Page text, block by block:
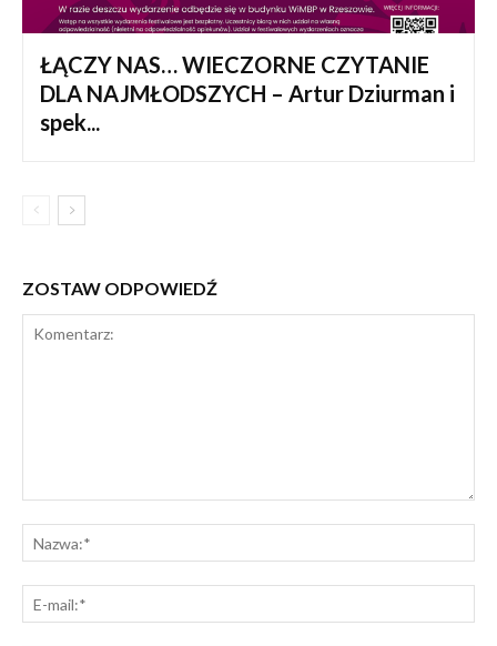
ŁĄCZY NAS… WIECZORNE CZYTANIE
DLA NAJMŁODSZYCH – Artur Dziurman i
spek...
ZOSTAW ODPOWIEDŹ